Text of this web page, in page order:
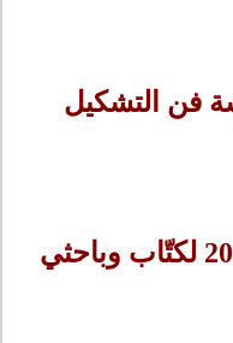
فن التشكيل
جائزة البحرين للكتاب 2020 لكتّاب وباحثي